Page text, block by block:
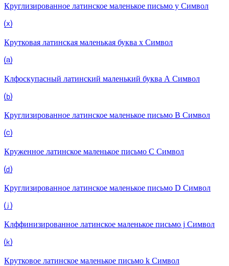
Круглизированное латинское маленькое письмо y Символ
⒳
Крутковая латинская маленькая буква x Символ
⒜
Клфоскупасный латинский маленький буква А Символ
⒝
Круглизированное латинское маленькое письмо B Символ
⒞
Круженное латинское маленькое письмо C Символ
⒟
Круглизированное латинское маленькое письмо D Символ
⒥
Клффинизированное латинское маленькое письмо j Символ
⒦
Крутковое латинское маленькое письмо k Символ